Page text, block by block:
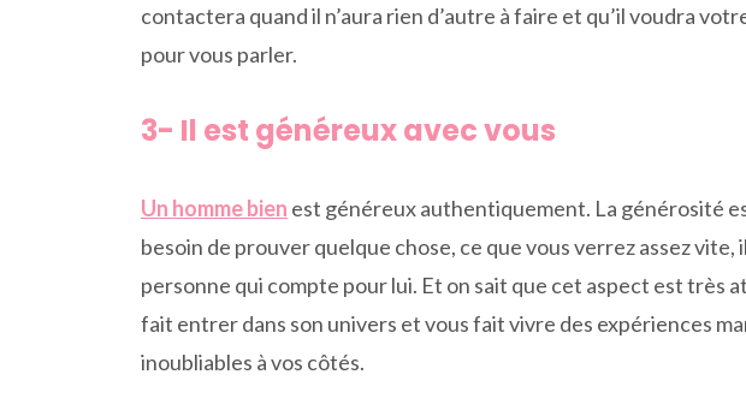
contactera quand il n’aura rien d’autre à faire et qu’il voudra
pour vous parler.
3- Il est généreux avec vous
Un homme bien est généreux authentiquement. La générosité
besoin de prouver quelque chose, ce que vous verrez assez
personne qui compte pour lui. Et on sait que cet aspect est très
fait entrer dans son univers et vous fait vivre des expériences
inoubliables à vos côtés.